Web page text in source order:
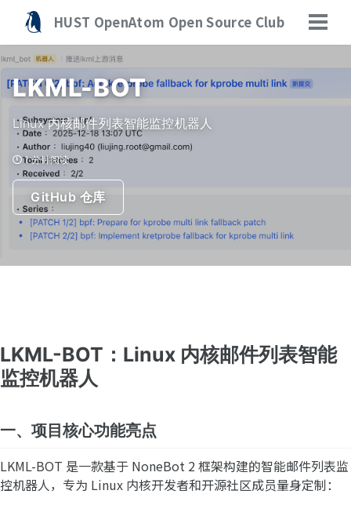
主
导
航
栏
内
容
底
部
HUST OpenAtom Open Source Club
切
换
LKML-BOT
Linux 内核邮件列表智能监控机器人
1 分钟阅读
GitHub 仓库
LKML-BOT：Linux 内核邮件列表智能
监控机器人
一、项目核心功能亮点
LKML-BOT 是一款基于 NoneBot 2 框架构建的智能邮件列表监
控机器人，专为 Linux 内核开发者和开源社区成员量身定制：